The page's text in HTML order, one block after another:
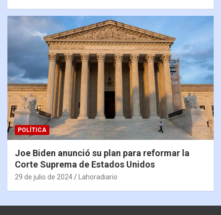
POLÍTICA
Joe Biden anunció su plan para reformar la
Corte Suprema de Estados Unidos
29 de julio de 2024 Lahoradiario